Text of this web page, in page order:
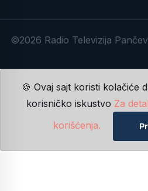
©2026 Radio Televizija
🍪 Ovaj sajt koristi kolačiće
korisničko iskustvo Za
korišćenja.